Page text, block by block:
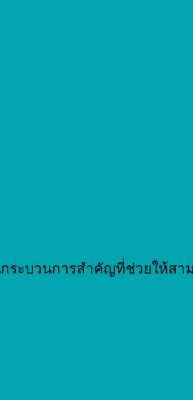
ระบวนการสำคัญที่ช่วยให้ส